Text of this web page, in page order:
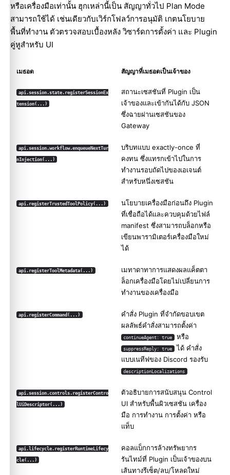
หรือเครื่องมือเท่านั้น ฮุกเหล่านี้เป็น สัญญาทั่วไป Plan Mode
สามารถใช้ได้ เช่นเดียวกับเวิร์กโฟลว์การอนุมัติ เกตนโยบาย
พื้นที่ทำงาน ตัวตรวจสอบเบื้องหลัง วิซาร์ดการตั้งค่า และ Plugin
คู่หูสำหรับ UI
เมธอด สัญญาที่เมธอดเป็นเจ้าของ
api.session.state.registerSessionEx
tension(...)
สถานะเซสชันที่ Plugin เป็น
เจ้าของและเข้ากันได้กับ JSON
ซึ่งฉายผ่านเซสชันของ
Gateway
api.session.workflow.enqueueNextTur
nInjection(...)
บริบทแบบ exactly-once ที่
คงทน ซึ่งแทรกเข้าไปในการ
ทำงานรอบถัดไปของเอเจนต์
สำหรับหนึ่งเซสชัน
api.registerTrustedToolPolicy(...)
นโยบายเครื่องมือก่อนถึง Plugin
ที่เชื่อถือได้และควบคุมด้วยไฟล์
manifest ซึ่งสามารถบล็อกหรือ
เขียนพารามิเตอร์เครื่องมือใหม่
ได้
api.registerToolMetadata(...)
เมทาดาทาการแสดงผลแค็ตตา
ล็อกเครื่องมือโดยไม่เปลี่ยนการ
ทำงานของเครื่องมือ
api.registerCommand(...)
คำสั่ง Plugin ที่จำกัดขอบเขต
ผลลัพธ์คำสั่งสามารถตั้งค่า
continueAgent: true หรือ
suppressReply: true ได้ คำสั่ง
แบบเนทีฟของ Discord รองรับ
descriptionLocalizations
api.session.controls.registerContro
lUiDescriptor(...)
ตัวอธิบายการสนับสนุน Control
UI สำหรับพื้นผิวเซสชัน เครื่อง
มือ การทำงาน การตั้งค่า หรือ
แท็บ
api.lifecycle.registerRuntimeLifecy
cle(...)
คอลแบ็กการล้างทรัพยากร
รันไทม์ที่ Plugin เป็นเจ้าของบน
เส้นทางรีเซ็ต/ลบ/โหลดใหม่